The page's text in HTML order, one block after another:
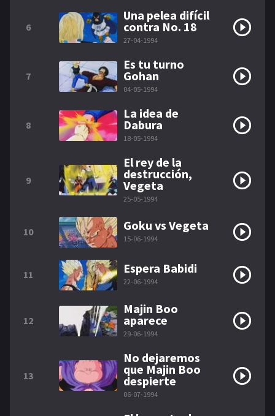
6
Una pelea difícil
contra No. 18
27-04-1994
7
Es tu turno
Gohan
04-05-1994
8
La idea de
Dabura
18-05-1994
9
El rey de la
destrucción,
Vegeta
25-05-1994
10 Goku vs Vegeta
15-06-1994
11 Espera Babidi
22-06-1994
12
Majin Boo
aparece
29-06-1994
13
No dejaremos
que Majin Boo
despierte
06-07-1994